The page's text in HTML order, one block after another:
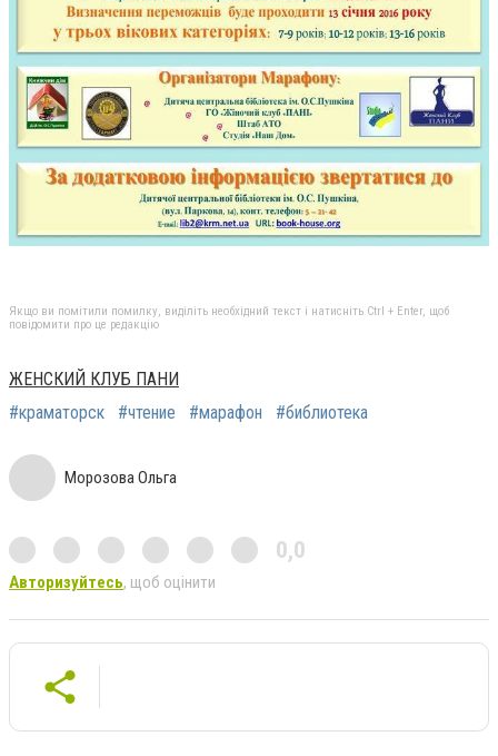
Якщо ви помітили помилку, виділіть необхідний текст і натисніть Ctrl + Enter, щоб
повідомити про це редакцію
ЖЕНСКИЙ КЛУБ ПАНИ
#краматорск
#чтение #марафон #библиотека
Морозова Ольга
0,0
Авторизуйтесь, щоб оцінити